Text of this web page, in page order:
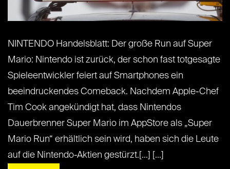
NINTENDO Handelsblatt: Der große Run auf Super
Mario: Nintendo ist zurück, der schon fast totgesagte
Spieleentwickler feiert auf Smartphones ein
beeindruckendes Comeback. Nachdem Apple-Chef
Tim Cook angekündigt hat, dass Nintendos
Dauerbrenner Super Mario im AppStore als „Super
Mario Run“ erhältlich sein wird, haben sich die Leute
auf die Nintendo-Aktien gestürzt.[...] [...]